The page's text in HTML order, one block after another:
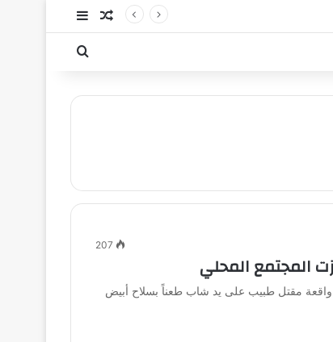
مقال عشوائي
إضافة عمود
بحث عن
207
المجتمع المحلي
واقعة مقتل طبيب على يد شاب طعناً بسلاح أبيض